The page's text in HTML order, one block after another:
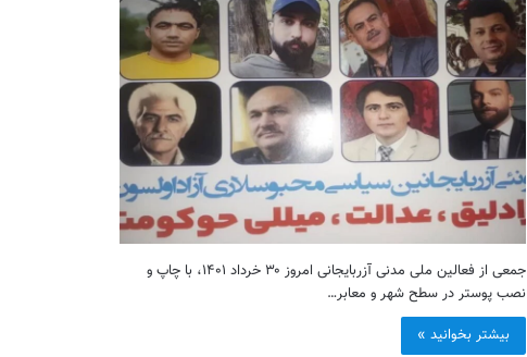
جمعی از فعالین ملی مدنی آزربایجانی امروز ۳۰ خرداد ۱۴۰۱، با چاپ و
نصب پوستر در سطح شهر و معابر…
بیشتر بخوانید »